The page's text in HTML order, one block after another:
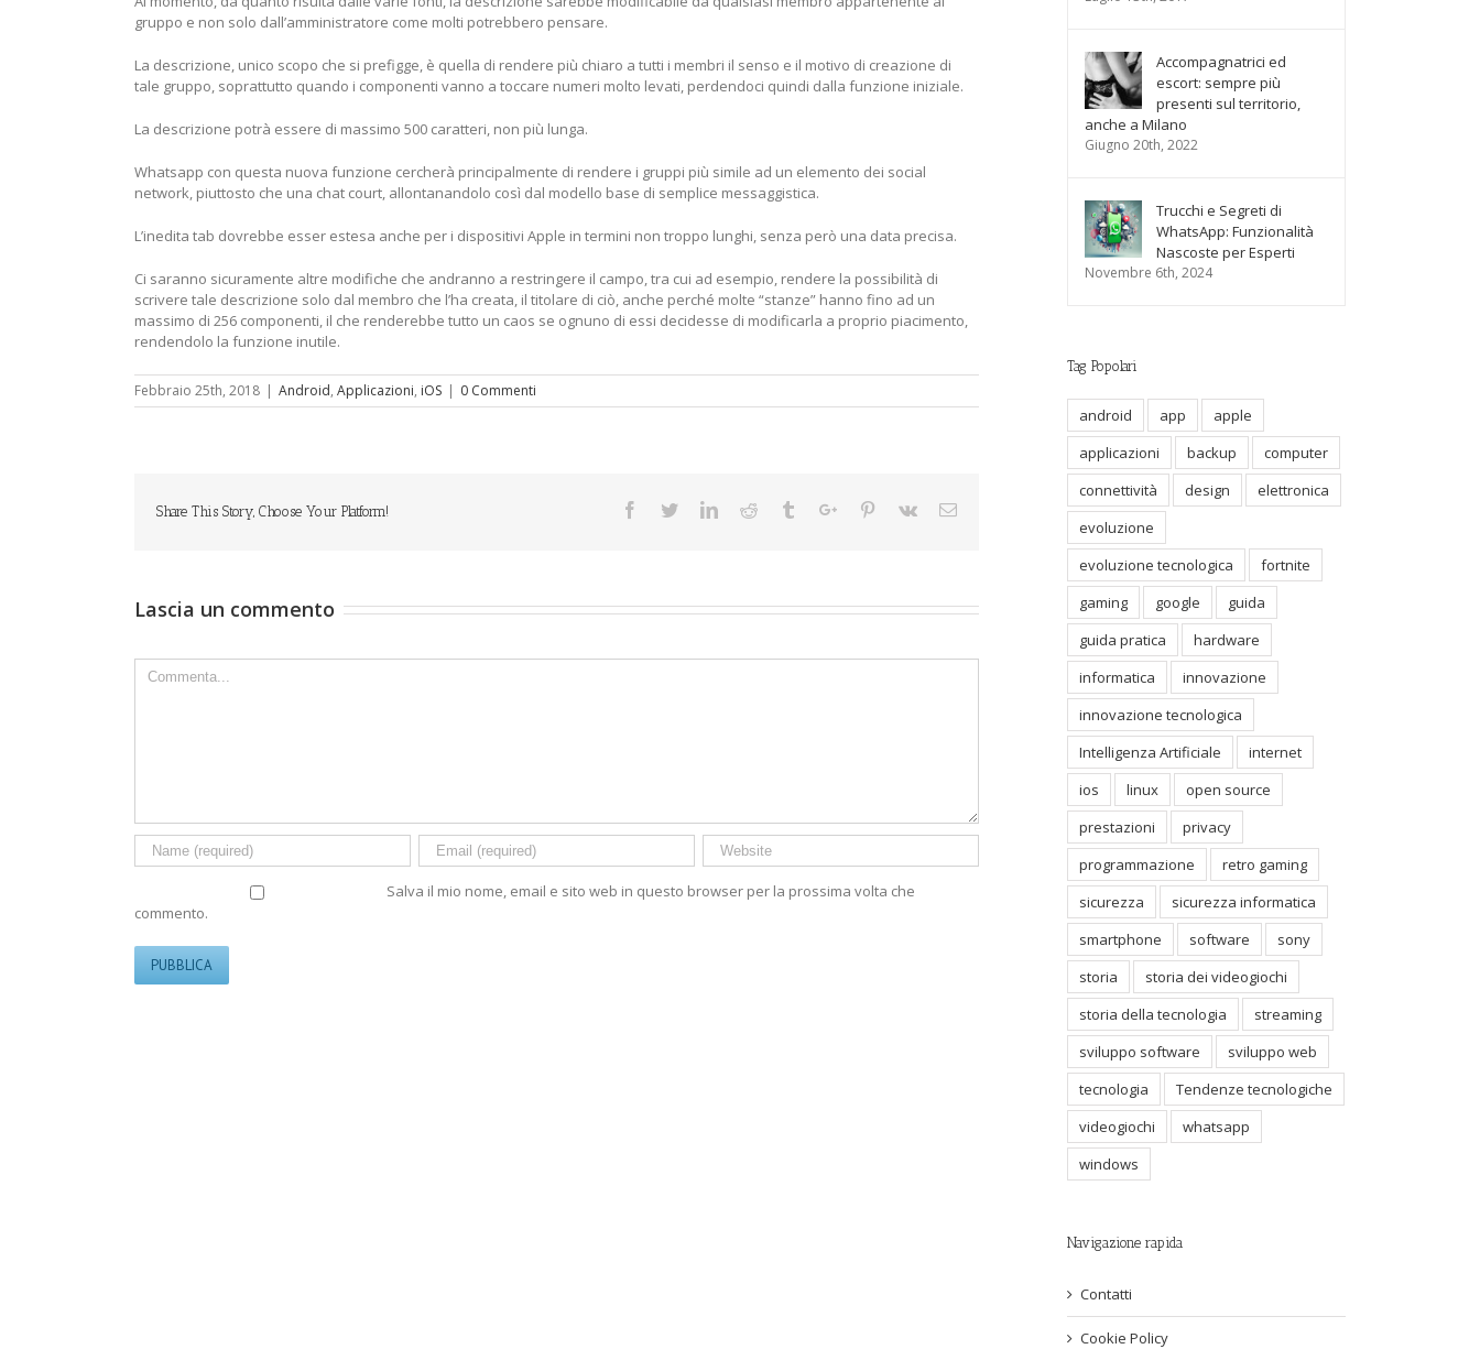
gruppo e non solo dall’amministratore come molti potrebbero pensare.
La descrizione, unico scopo che si prefigge, è quella di rendere più chiaro a tutti i membri il senso e il motivo di creazione di
tale gruppo, soprattutto quando i componenti vanno a toccare numeri molto levati, perdendoci quindi dalla funzione iniziale.
La descrizione potrà essere di massimo 500 caratteri, non più lunga.
Whatsapp con questa nuova funzione cercherà principalmente di rendere i gruppi più simile ad un elemento dei social
network, piuttosto che una chat court, allontanandolo così dal modello base di semplice messaggistica.
L’inedita tab dovrebbe esser estesa anche per i dispositivi Apple in termini non troppo lunghi, senza però una data precisa.
Ci saranno sicuramente altre modifiche che andranno a restringere il campo, tra cui ad esempio, rendere la possibilità di
scrivere tale descrizione solo dal membro che l’ha creata, il titolare di ciò, anche perché molte “stanze” hanno fino ad un
massimo di 256 componenti, il che renderebbe tutto un caos se ognuno di essi decidesse di modificarla a proprio piacimento,
rendendolo la funzione inutile.
Febbraio 25th, 2018 | Android, Applicazioni, iOS | 0 Commenti
Share This Story, Choose Your Platform! Facebook
TwitterLinkedinReddit TumblrGoogle+Pinterest
Vk Email
Lascia un commento
Comment
Salva il mio nome, email e sito web in questo browser per la prossima volta che
commento.
Accompagnatrici ed
escort: sempre più
presenti sul territorio,
anche a Milano
Giugno 20th, 2022
Trucchi e Segreti di
WhatsApp: Funzionalità
Nascoste per Esperti
Novembre 6th, 2024
Tag Popolari
android app
apple
applicazioni
backup
computer
connettività
design
elettronica
evoluzione
evoluzione tecnologica
fortnite
gaming
google
guida
guida pratica
hardware
informatica
innovazione
innovazione tecnologica
Intelligenza Artificiale
internet
ios
linux
open source
prestazioni
privacy
programmazione
retro gaming
sicurezza
sicurezza informatica
smartphone
software
sony
storia
storia dei videogiochi
storia della tecnologia
streaming
sviluppo software
sviluppo web
tecnologia
Tendenze tecnologiche
videogiochi
whatsapp
windows
Navigazione rapida
Contatti
Cookie Policy